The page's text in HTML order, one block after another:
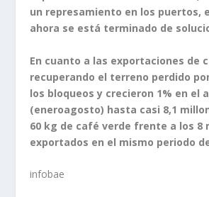
un represamiento en los puertos,
ahora se está terminado de
En cuanto a las exportaciones de
recuperando el terreno perdido
los bloqueos y crecieron 1% en el
(eneroagosto) hasta casi 8,1
60 kg de café verde frente a los 8
exportados en el mismo periodo
infobae